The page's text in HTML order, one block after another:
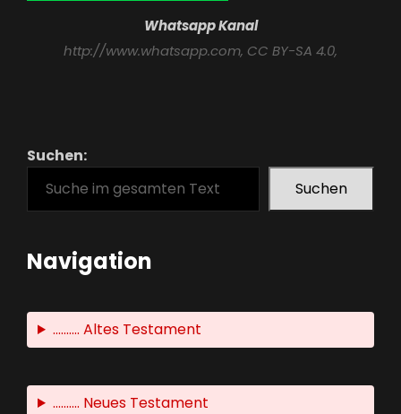
Whatsapp Kanal
http://www.whatsapp.com, CC BY-SA 4.0,
Suchen:
Suchen
Navigation
.......... Altes Testament
.......... Neues Testament